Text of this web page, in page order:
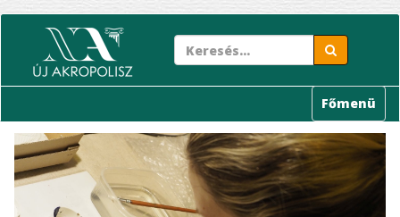
tartalomra
Főmenü